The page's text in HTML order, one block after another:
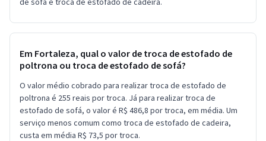
Em Fortaleza, qual o valor de troca de estofado de
poltrona ou troca de estofado de sofá?
O valor médio cobrado para realizar troca de estofado de
poltrona é 255 reais por troca. Já para realizar troca de
estofado de sofá, o valor é R$ 486,8 por troca, em média. Um
serviço menos comum como troca de estofado de cadeira,
custa em média R$ 73,5 por troca.